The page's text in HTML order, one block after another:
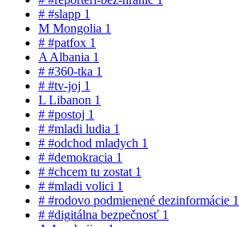
# #slapp 1
M Mongolia 1
# #patfox 1
A Albania 1
# #360-tka 1
# #tv-joj 1
L Libanon 1
# #postoj 1
# #mladi ludia 1
# #odchod mladych 1
# #demokracia 1
# #chcem tu zostat 1
# #mladi volici 1
# #rodovo podmienené dezinformácie 1
# #digitálna bezpečnosť 1